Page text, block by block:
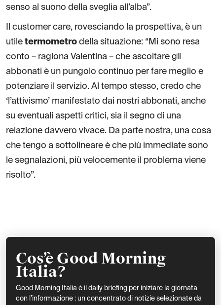
senso al suono della sveglia all’alba”.
Il customer care, rovesciando la prospettiva, è un
utile termometro della situazione: “Mi sono resa
conto – ragiona Valentina – che ascoltare gli
abbonati è un pungolo continuo per fare meglio e
potenziare il servizio. Al tempo stesso, credo che
‘l’attivismo’ manifestato dai nostri abbonati, anche
su eventuali aspetti critici, sia il segno di una
relazione davvero vivace. Da parte nostra, una cosa
che tengo a sottolineare è che più immediate sono
le segnalazioni, più velocemente il problema viene
risolto”.
Cos’è Good Morning
Italia?
Good Morning Italia è il daily briefing per iniziare la giornata
con l’informazione : un concentrato di notizie selezionate da